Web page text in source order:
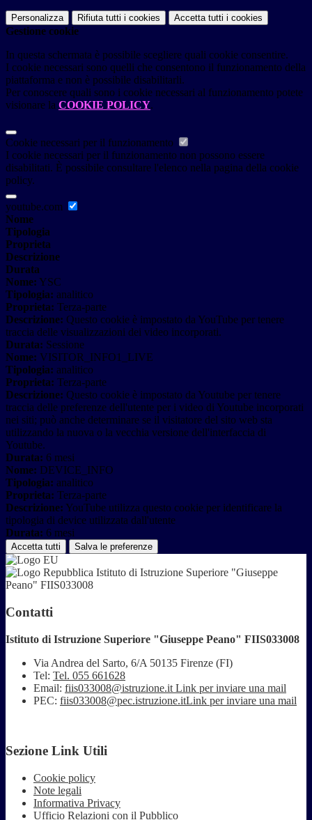
Personalizza Rifiuta tutti i cookies Accetta tutti i cookies
Gestione cookie
In questa schermata è possibile scegliere quali cookie consentire.
I cookie necessari sono quelli che consentono il funzionamento della
piattaforma e non è possibile disabilitarli.
Per conoscere quali sono i cookie necessari al funzionamento potete
visionare la COOKIE POLICY.
Cookie necessari per il funzionamento
I cookie necessari per il funzionamento non possono essere
disabilitati. È possibile consultare l'elenco nella pagina della cookie
policy.
youtube.com
Nome
Tipologia
Proprieta
Descrizione
Durata
Nome: YSC
Tipologia: analitico
Proprieta: Terza-parte
Descrizione: Questo cookie è impostato da YouTube per tenere
traccia delle visualizzazioni dei video incorporati.
Durata: Sessione
Nome: VISITOR_INFO1_LIVE
Tipologia: analitico
Proprieta: Terza-parte
Descrizione: Questo cookie è impostato da Youtube per tenere
traccia delle preferenze dell'utente per i video di Youtube incorporati
nei siti; può anche determinare se il visitatore del sito web sta
utilizzando la nuova o la vecchia versione dell'interfaccia di
Youtube.
Durata: 6 mesi
Nome: DEVICE_INFO
Tipologia: analitico
Proprieta: Terza-parte
Descrizione: YouTube utilizza questo cookie per identificare la
tipologia di device utilizzata dall'utente
Durata: 6 mesi
Accetta tutti Salva le preferenze
Istituto di Istruzione Superiore "Giuseppe
Peano" FIIS033008
Contatti
Istituto di Istruzione Superiore "Giuseppe Peano" FIIS033008
Via Andrea del Sarto, 6/A 50135 Firenze (FI)
Tel: Tel. 055 661628
Email: fiis033008@istruzione.it Link per inviare una mail
PEC: fiis033008@pec.istruzione.itLink per inviare una mail
Sezione Link Utili
Cookie policy
Note legali
Informativa Privacy
Ufficio Relazioni con il Pubblico